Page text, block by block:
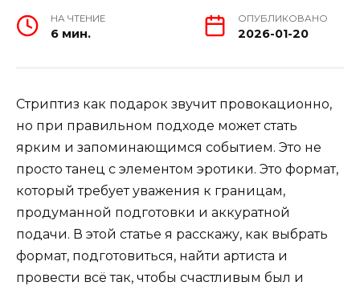
НА ЧТЕНИЕ
6 мин.
ОПУБЛИКОВАНО
2026-01-20
Стриптиз как подарок звучит провокационно,
но при правильном подходе может стать
ярким и запоминающимся событием. Это не
просто танец с элементом эротики. Это формат,
который требует уважения к границам,
продуманной подготовки и аккуратной
подачи. В этой статье я расскажу, как выбрать
формат, подготовиться, найти артиста и
провести всё так, чтобы счастливым был и